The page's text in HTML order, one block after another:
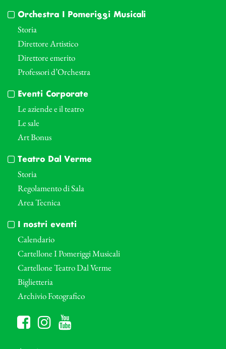
Orchestra I Pomeriggi Musicali
Storia
Direttore Artistico
Direttore emerito
Professori d’Orchestra
Eventi Corporate
Le aziende e il teatro
Le sale
Art Bonus
Teatro Dal Verme
Storia
Regolamento di Sala
Area Tecnica
I nostri eventi
Calendario
Cartellone I Pomeriggi Musicali
Cartellone Teatro Dal Verme
Biglietteria
Archivio Fotografico